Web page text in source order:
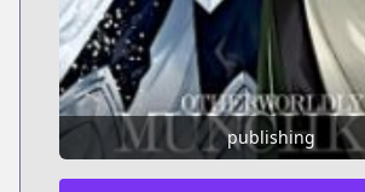
publishing